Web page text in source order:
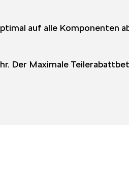
auf alle Komponenten
Der Maximale